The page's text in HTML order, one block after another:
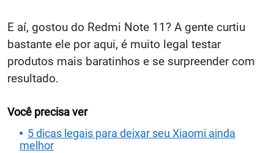
E aí, gostou do Redmi Note 11? A gente curtiu
bastante ele por aqui, é muito legal testar
produtos mais baratinhos e se surpreender com
resultado.
Você precisa ver
5 dicas legais para deixar seu Xiaomi ainda
melhor